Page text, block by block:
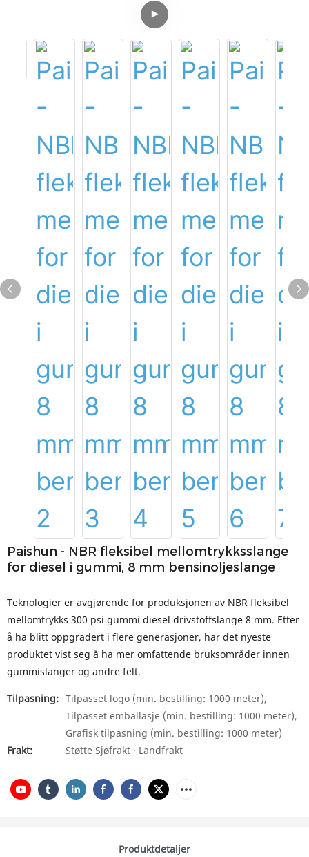
Paishun - NBR fleksibel mellomtrykksslange
for diesel i gummi, 8 mm bensinoljeslange
Teknologier er avgjørende for produksjonen av NBR fleksibel
mellomtrykks 300 psi gummi diesel drivstoffslange 8 mm. Etter
å ha blitt oppgradert i flere generasjoner, har det nyeste
produktet vist seg å ha mer omfattende bruksområder innen
gummislanger og andre felt.
Tilpasning: Tilpasset logo (min. bestilling: 1000 meter),
Tilpasset emballasje (min. bestilling: 1000 meter),
Grafisk tilpasning (min. bestilling: 1000 meter)
Frakt:
Støtte Sjøfrakt · Landfrakt
Produktdetaljer